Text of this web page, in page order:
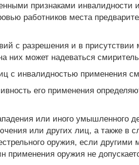
признаками
работников места
с разрешения и в присутствии
них может надеваться
инвалидностью применения
его применения
или иного умышленного
или других лиц, а также в
оружия, если
применения оружия не